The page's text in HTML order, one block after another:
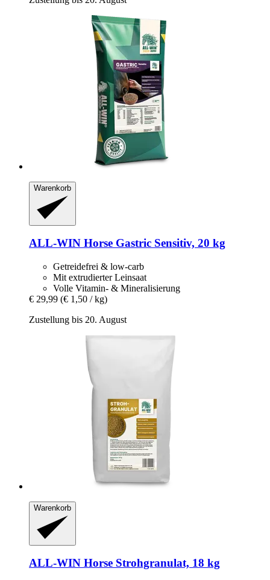
Warenkorb
ALL-WIN Horse Gastric Sensitiv, 20 kg
Getreidefrei & low-carb
Mit extrudierter Leinsaat
Volle Vitamin- & Mineralisierung
€ 29,99 (€ 1,50 / kg)
Zustellung bis 20. August
Warenkorb
ALL-WIN Horse Strohgranulat, 18 kg